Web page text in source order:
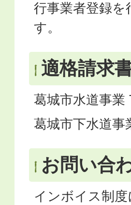
行事業者登録
す。
適格請求
葛城市水道事業
葛城市下水道事
お問い合
インボイス制